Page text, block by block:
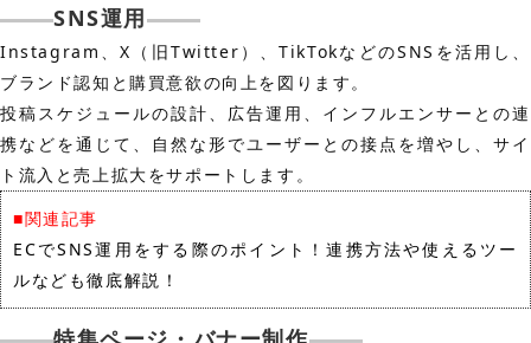
SNS運用
Instagram、X（旧Twitter）、TikTokなどのSNSを活用し、
ブランド認知と購買意欲の向上を図ります。
投稿スケジュールの設計、広告運用、インフルエンサーとの連
携などを通じて、自然な形でユーザーとの接点を増やし、サイ
ト流入と売上拡大をサポートします。
■関連記事
ECでSNS運用をする際のポイント！連携方法や使えるツー
ルなども徹底解説！